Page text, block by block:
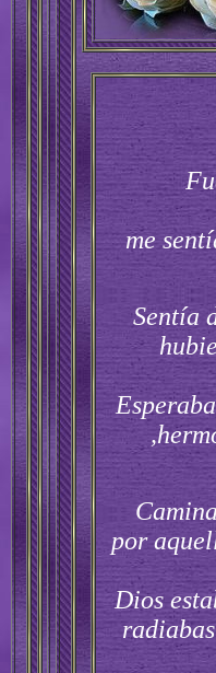
me
Sentía
por
Dios